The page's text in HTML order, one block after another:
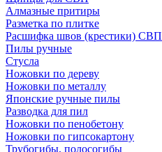
Алмазные притиры
Разметка по плитке
Расшифка швов (крестики) СВП
Пилы ручные
Стусла
Ножовки по дереву
Ножовки по металлу
Японские ручные пилы
Разводка для пил
Ножовки по пенобетону
Ножовки по гипсокартону
Трубогибы, полосогибы